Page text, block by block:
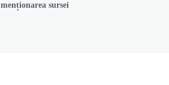
menționarea sursei